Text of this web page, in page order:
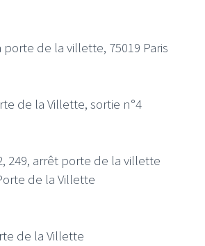
de la villette, 75019 Paris
de la Villette, sortie n°4
249, arrêt porte de la villette
de la Villette
de la Villette